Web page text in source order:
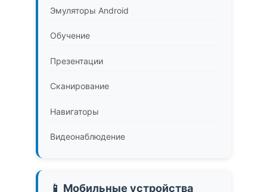
Эмуляторы Android
Обучение
Презентации
Сканирование
Навигаторы
Видеонаблюдение
📱 Мобильные устройства